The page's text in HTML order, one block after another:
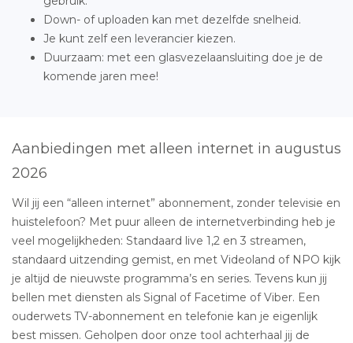
Down- of uploaden kan met dezelfde snelheid.
Je kunt zelf een leverancier kiezen.
Duurzaam: met een glasvezelaansluiting doe je de
komende jaren mee!
Aanbiedingen met alleen internet in augustus
2026
Wil jij een “alleen internet” abonnement, zonder televisie en
huistelefoon? Met puur alleen de internetverbinding heb je
veel mogelijkheden: Standaard live 1,2 en 3 streamen,
standaard uitzending gemist, en met Videoland of NPO kijk
je altijd de nieuwste programma’s en series. Tevens kun jij
bellen met diensten als Signal of Facetime of Viber. Een
ouderwets TV-abonnement en telefonie kan je eigenlijk
best missen. Geholpen door onze tool achterhaal jij de